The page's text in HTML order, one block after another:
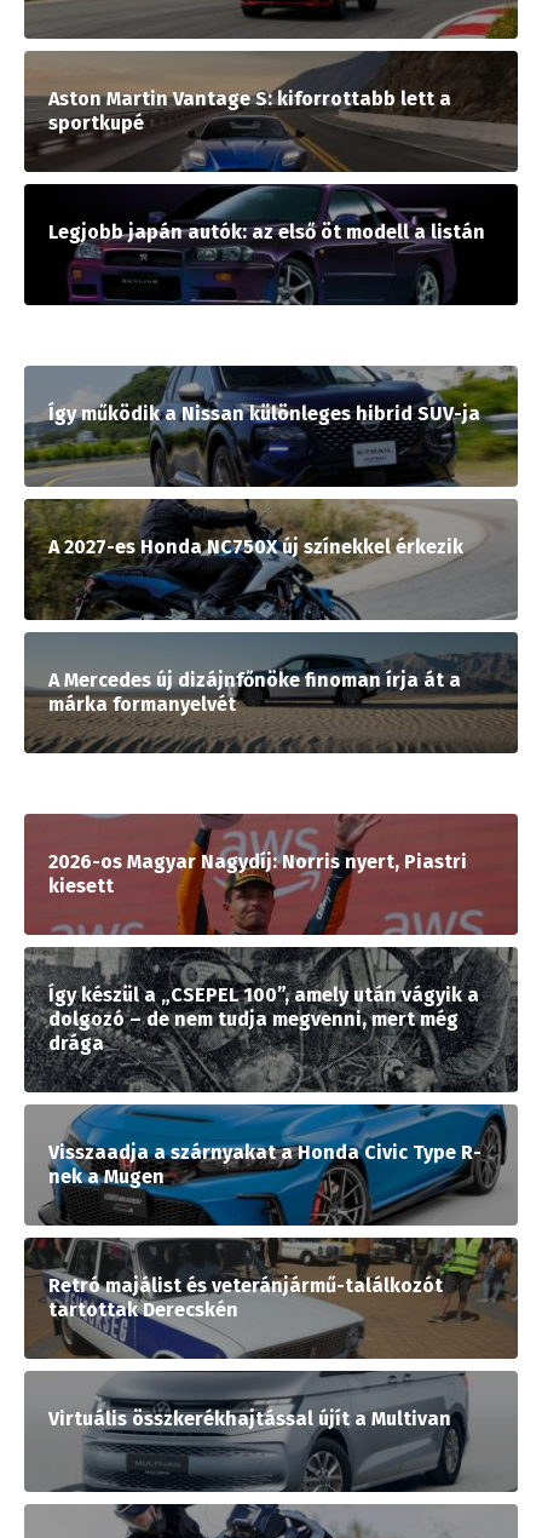
Aston Martin Vantage S: kiforrottabb lett a
sportkupé
Legjobb japán autók: az első öt modell a listán
Így működik a Nissan különleges hibrid SUV-ja
A 2027-es Honda NC750X új színekkel érkezik
A Mercedes új dizájnfőnöke finoman írja át a
márka formanyelvét
2026-os Magyar Nagydíj: Norris nyert, Piastri
kiesett
Így készül a „CSEPEL 100”, amely után vágyik a
dolgozó – de nem tudja megvenni, mert még
drága
Visszaadja a szárnyakat a Honda Civic Type R-
nek a Mugen
Retró majálist és veteránjármű-találkozót
tartottak Derecskén
Virtuális összkerékhajtással újít a Multivan